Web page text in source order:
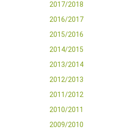
2017/2018
2016/2017
2015/2016
2014/2015
2013/2014
2012/2013
2011/2012
2010/2011
2009/2010